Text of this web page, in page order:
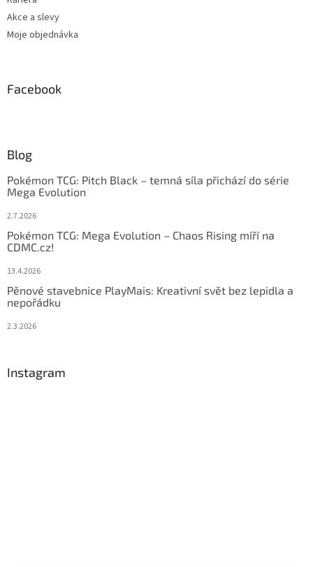
Akce a slevy
Moje objednávka
Facebook
Blog
Pokémon TCG: Pitch Black – temná síla přichází do série
Mega Evolution
2.7.2026
Pokémon TCG: Mega Evolution – Chaos Rising míří na
CDMC.cz!
13.4.2026
Pěnové stavebnice PlayMais: Kreativní svět bez lepidla a
nepořádku
2.3.2026
Instagram